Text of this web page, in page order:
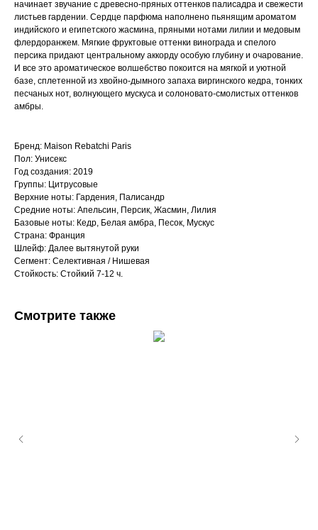
начинает звучание с древесно-пряных оттенков палисадра и свежести
листьев гардении. Сердце парфюма наполнено пьянящим ароматом
индийского и египетского жасмина, пряными нотами лилии и медовым
флердоранжем. Мягкие фруктовые оттенки винограда и спелого
персика придают центральному аккорду особую глубину и очарование.
И все это ароматическое волшебство покоится на мягкой и уютной
базе, сплетенной из хвойно-дымного запаха виргинского кедра, тонких
песчаных нот, волнующего мускуса и солоновато-смолистых оттенков
амбры.
Бренд: Maison Rebatchi Paris
Пол: Унисекс
Год создания: 2019
Группы: Цитрусовые
Верхние ноты: Гардения, Палисандр
Средние ноты: Апельсин, Персик, Жасмин, Лилия
Базовые ноты: Кедр, Белая амбра, Песок, Мускус
Страна: Франция
Шлейф: Далее вытянутой руки
Сегмент: Селективная / Нишевая
Стойкость: Стойкий 7-12 ч.
Смотрите также